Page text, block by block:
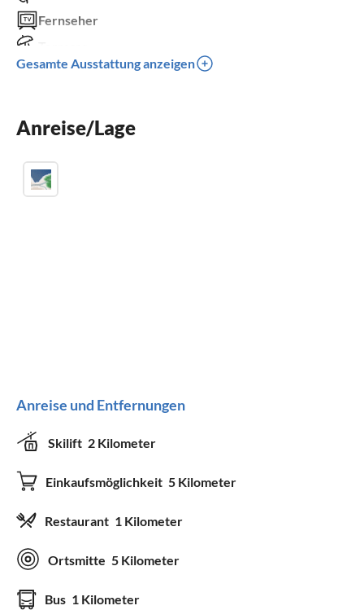
Fernseher
Spülmaschine
Sauna
Gesamte Ausstattung anzeigen
Anreise/Lage
Anreise und Entfernungen
Skilift 2 Kilometer
Einkaufsmöglichkeit 5 Kilometer
Restaurant 1 Kilometer
Ortsmitte 5 Kilometer
Bus 1 Kilometer